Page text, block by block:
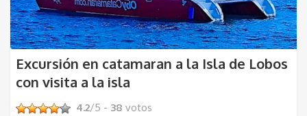
Excursión en catamaran a la Isla de Lobos
con visita a la isla
4.2/5 - 38 votos